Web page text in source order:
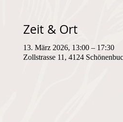
Zeit & Ort
13. März 2026, 13:00 – 17:30
Zollstrasse 11, 4124